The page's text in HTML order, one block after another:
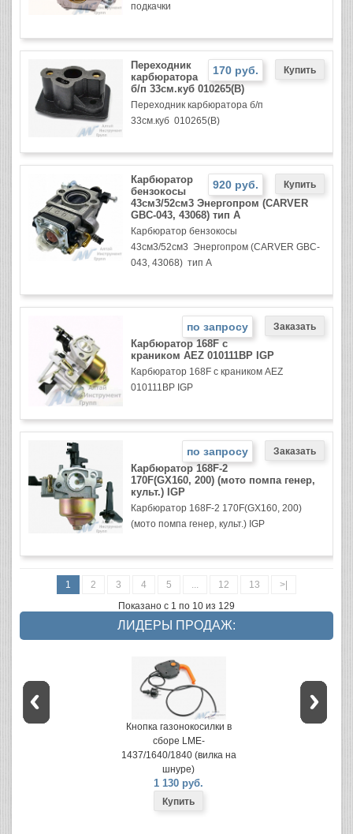
подкачки
170 руб.
Переходник
карбюратора
б/п 33см.куб 010265(B)
Переходник карбюратора б/п
33см.куб 010265(B)
920 руб.
Карбюратор
бензокосы
43см3/52см3 Энергопром (CARVER
GBC-043, 43068) тип А
Карбюратор бензокосы
43см3/52см3 Энергопром (CARVER GBC-
043, 43068) тип А
по запросу
Карбюратор 168F с
краником AEZ 010111BP IGP
Карбюратор 168F с краником AEZ
010111BP IGP
по запросу
Карбюратор 168F-2
170F(GX160, 200) (мото помпа генер,
культ.) IGP
Карбюратор 168F-2 170F(GX160, 200)
(мото помпа генер, культ.) IGP
1 2 3 4 5 ... 12 13
>|
Показано с 1 по 10 из 129
ЛИДЕРЫ ПРОДАЖ:
Кнопка газонокосилки в
сборе LME-
1437/1640/1840 (вилка на
шнуре)
1 130 руб.